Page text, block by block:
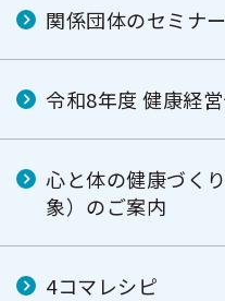
関係団体のセミナ
令和8年度 健康経
心と体の健康づく
象）のご案内
4コマレシピ